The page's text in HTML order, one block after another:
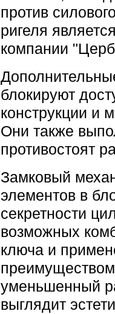
против
ригеля
компании
блокируют
конструкции и
Они также
противостоят
Замковый
элементов в
секретности
возможных
ключа и
преимуществом
уменьшенный
выглядит